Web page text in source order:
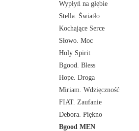
Wypłyń na głębie
Stella. Światło
Kochające Serce
Słowo. Moc
Holy Spirit
Bgood. Bless
Hope. Droga
Miriam. Wdzięczność
FIAT. Zaufanie
Debora. Piękno
Bgood MEN